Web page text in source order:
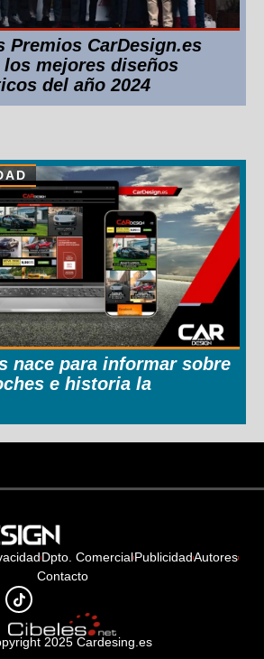
Premios CarDesign.es
los mejores diseños
del año 2024
nace para informar sobre
e historia la
Dpto. ComercialPublicidadAutores
Contacto
2025 Cardesing.es